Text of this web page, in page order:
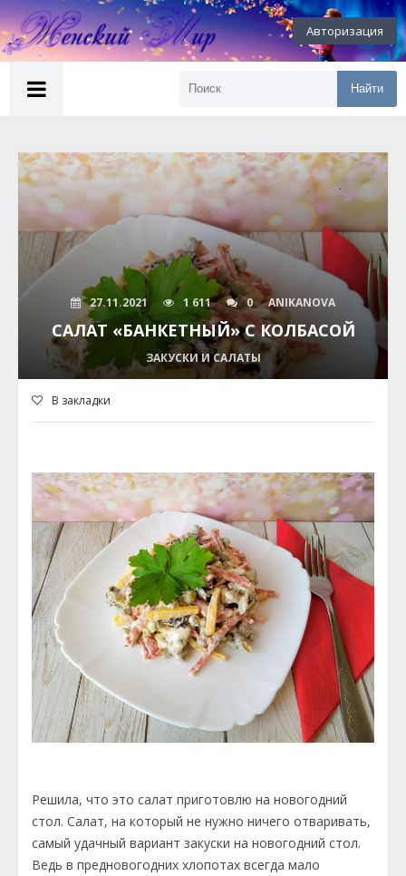
Авторизация
Найти
27.11.2021 1 611 0 ANIKANOVA
САЛАТ «БАНКЕТНЫЙ» С КОЛБАСОЙ
ЗАКУСКИ И САЛАТЫ
В закладки
Решила, что это салат приготовлю на новогодний
стол. Салат, на который не нужно ничего отваривать,
самый удачный вариант закуски на новогодний стол.
Ведь в предновогодних хлопотах всегда мало